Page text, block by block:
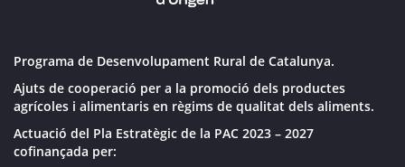
Programa de Desenvolupament Rural de Catalunya.
Ajuts de cooperació per a la promoció dels productes
agrícoles i alimentaris en règims de qualitat dels aliments.
Actuació del Pla Estratègic de la PAC 2023 – 2027
cofinançada per: